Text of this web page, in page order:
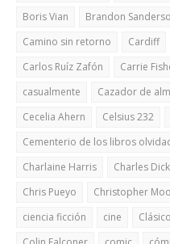
Boris Vian
Brandon
Camino sin retorno
Cardiff
Carlos Ruíz Zafón
Carrie
casualmente
Cazador de
Cecelia Ahern
Celsius 232
Cementerio de los libros
Charlaine Harris
Charles
Chris Pueyo
Christopher
ciencia ficción
cine